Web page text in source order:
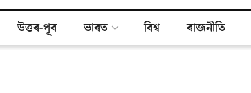
উত্তৰ-পূব ভাৰত বিশ্ব ৰাজনীতি